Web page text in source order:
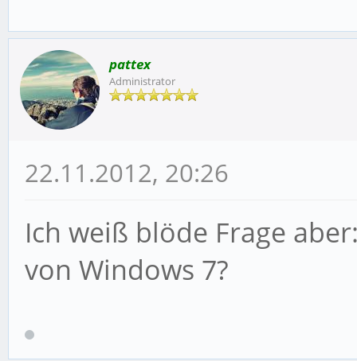
pattex
Administrator
22.11.2012, 20:26
Ich weiß blöde Frage
von Windows 7?